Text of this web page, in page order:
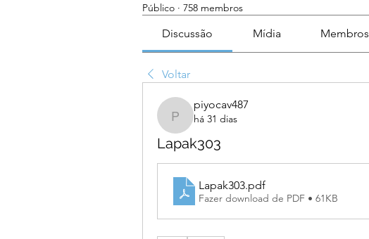
Público · 758 membros
Discussão Mídia Membros
Voltar
piyocav487
piyocav487
há 31 dias
Lapak303
Lapak303.pdf
Fazer download de PDF • 61KB